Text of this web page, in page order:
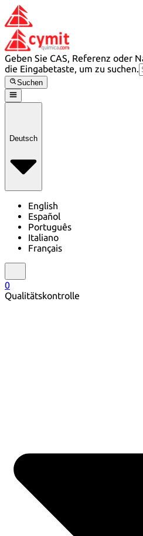
Geben Sie CAS, Referenz oder
die Eingabetaste, um zu suchen.
Suchen
Deutsch
English
Español
Português
Italiano
Français
0
Qualitätskontrolle